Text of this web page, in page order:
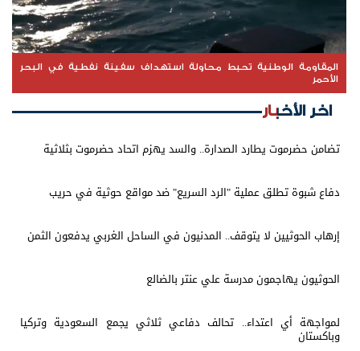
المقاومة الوطنية تحبط محاولة استهداف سفينة نفطية في البحر
الأحمر
اخر الأخبار
تضامن حضرموت يطارد الصدارة.. والسد يهزم اتحاد حضرموت بثلاثية
دفاع شبوة تطلق عملية "الرد السريع" ضد مواقع حوثية في حريب
إرهاب الحوثيين لا يتوقف.. المدنيون في الساحل الغربي يدفعون الثمن
الحوثيون يهاجمون مدرسة علي عنتر بالضالع
لمواجهة أي اعتداء.. تحالف دفاعي ثلاثي يجمع السعودية وتركيا
وباكستان